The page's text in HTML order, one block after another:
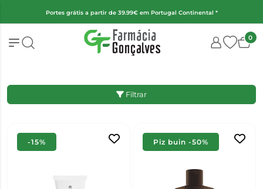
Portes grátis a partir de 39.99€ em Portugal Continental *
0
Filtrar
-15% Piz buin -50%